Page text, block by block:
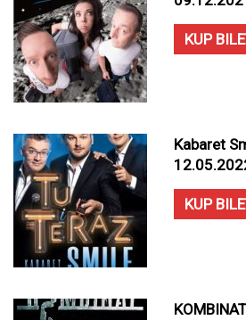
KUP
Kabaret
KUP